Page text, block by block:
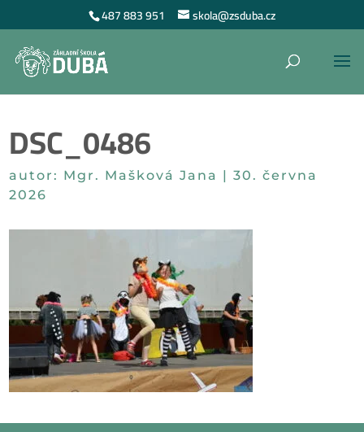
487 883 951 skola@zsduba.cz
DSC_0486
autor: Mgr. Mašková Jana |30. června
2026